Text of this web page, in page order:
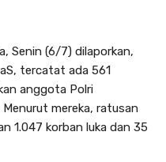
Senin (6/7) dilaporkan,
tercatat ada 561
anggota Polri
mereka, ratusan
1.047 korban luka dan 35